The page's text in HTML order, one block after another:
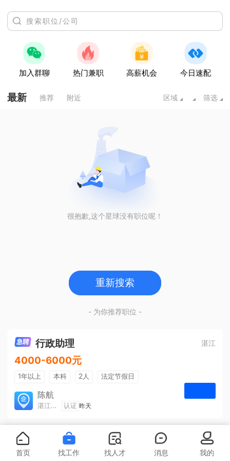
加入群聊 热门兼职 高薪机会 今日速配
最新 推荐 附近 区域 筛选
很抱歉,这个星球没有职位呢！
重新搜索
- 为你推荐职位 -
行政助理 湛江
4000-6000元
1年以上 本科 2人
法定节假日
包吃住
五险一金
陈航
湛江旅游集散中心有限公司 认证 昨天
首页 找工作 找人才 消息 我的